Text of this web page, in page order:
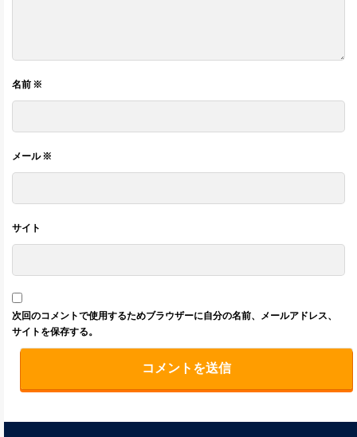
名前 ※
メール※
サイト
次回のコメントで使用するためブラウザーに自分の名前、メールアドレス、
サイトを保存する。